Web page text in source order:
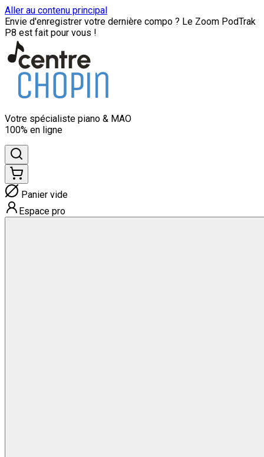
Aller au contenu principal
Envie d'enregistrer votre dernière compo ? Le Zoom PodTrak
P8 est fait pour vous !
Votre spécialiste piano & MAO
100% en ligne
Panier vide
Espace pro